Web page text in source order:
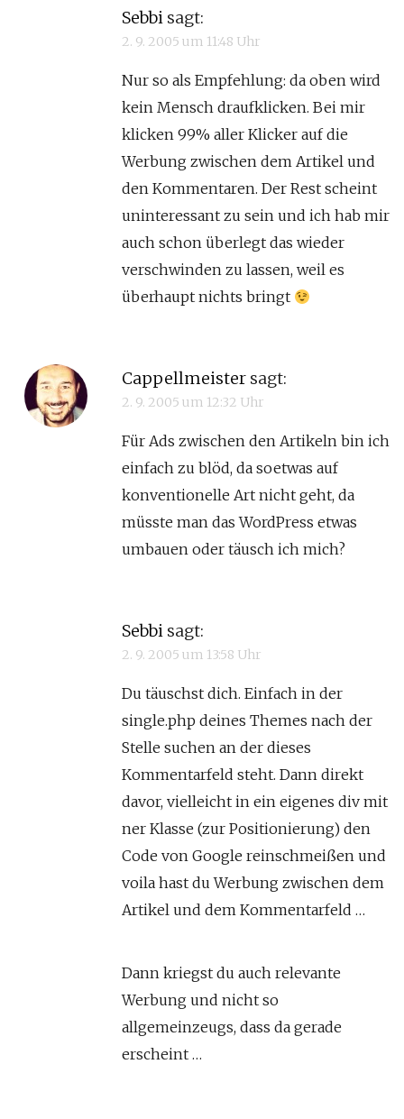
Sebbi sagt:
2. 9. 2005 um 11:48 Uhr
Nur so als Empfehlung: da oben wird
kein Mensch draufklicken. Bei mir
klicken 99% aller Klicker auf die
Werbung zwischen dem Artikel und
den Kommentaren. Der Rest scheint
uninteressant zu sein und ich hab mir
auch schon überlegt das wieder
verschwinden zu lassen, weil es
überhaupt nichts bringt
Cappellmeister sagt:
2. 9. 2005 um 12:32 Uhr
Für Ads zwischen den Artikeln bin ich
einfach zu blöd, da soetwas auf
konventionelle Art nicht geht, da
müsste man das WordPress etwas
umbauen oder täusch ich mich?
Sebbi sagt:
2. 9. 2005 um 13:58 Uhr
Du täuschst dich. Einfach in der
single.php deines Themes nach der
Stelle suchen an der dieses
Kommentarfeld steht. Dann direkt
davor, vielleicht in ein eigenes div mit
ner Klasse (zur Positionierung) den
Code von Google reinschmeißen und
voila hast du Werbung zwischen dem
Artikel und dem Kommentarfeld …
Dann kriegst du auch relevante
Werbung und nicht so
allgemeinzeugs, dass da gerade
erscheint …